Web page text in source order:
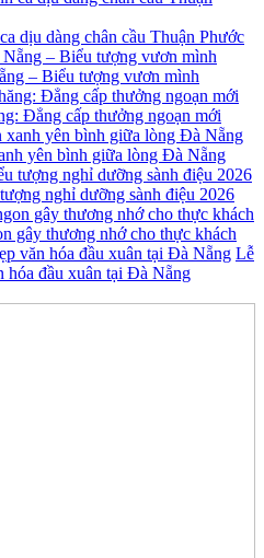
dịu dàng chân cầu Thuận Phước
– Biểu tượng vươn mình
Đẳng cấp thưởng ngoạn mới
yên bình giữa lòng Đà Nẵng
nghỉ dưỡng sành điệu 2026
gây thương nhớ cho thực khách
Lễ
hóa đầu xuân tại Đà Nẵng